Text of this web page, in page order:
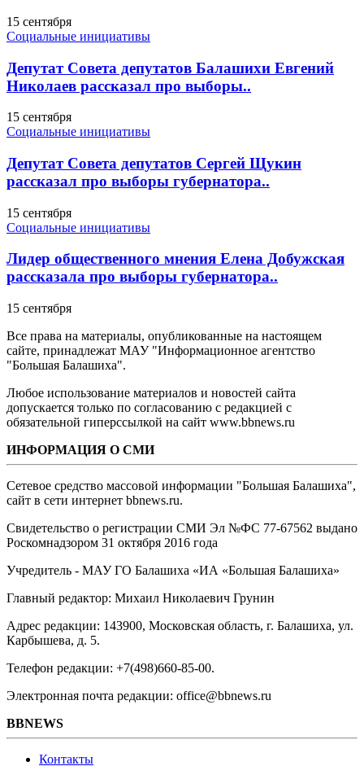
15 сентября
Социальные инициативы
Депутат Совета депутатов Балашихи Евгений
Николаев рассказал про выборы..
15 сентября
Социальные инициативы
Депутат Совета депутатов Сергей Щукин
рассказал про выборы губернатора..
15 сентября
Социальные инициативы
Лидер общественного мнения Елена Добужская
рассказала про выборы губернатора..
15 сентября
Все права на материалы, опубликованные на настоящем
сайте, принадлежат МАУ "Информационное агентство
"Большая Балашиха".
Любое использование материалов и новостей сайта
допускается только по согласованию с редакцией с
обязательной гиперссылкой на сайт www.bbnews.ru
ИНФОРМАЦИЯ О СМИ
Сетевое средство массовой информации "Большая Балашиха",
сайт в сети интернет bbnews.ru.
Свидетельство о регистрации СМИ Эл №ФС ‎77-67562 выдано
Роскомнадзором 31 октября 2016 года
Учредитель - МАУ ГО Балашиха «ИА «Большая Балашиха»
Главный редактор: Михаил Николаевич Грунин
Адрес редакции: 143900, Московская область, г. Балашиха, ул.
Карбышева, д. 5.
Телефон редакции: +7(498)660-85-00.
Электронная почта редакции: office@bbnews.ru
BBNEWS
Контакты